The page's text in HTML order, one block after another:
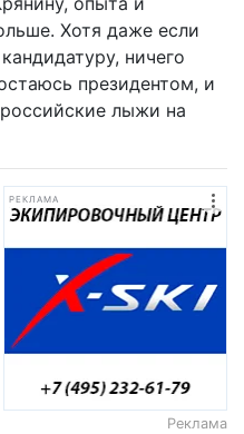
Хотя даже если
ничего
президентом, и
лыжи на
РЕКЛАМА
Реклама